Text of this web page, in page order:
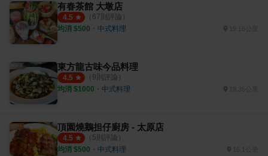
有春茶館 大墩店
4.5 （ 67則評論）
均消 $500 ・ 中式料理
東方龍古味今品料理
4.5 （ 9則評論）
均消 $1000 ・ 中式料理 19.35公里
頂園燒鵝担仔廚房 - 太原店
4.5 （ 5則評論）
均消 $500 ・ 中式料理